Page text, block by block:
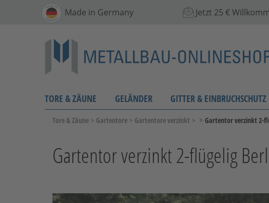
Made in Germany Jetzt 25 €
TORE & ZÄUNE GELÄNDER GITTER & EINBRUCHSCHUTZ
Tore & Zäune > Gartentore > Gartentore verzinkt > > Gartentor verzinkt 2-
Gartentor verzinkt 2-flügelig